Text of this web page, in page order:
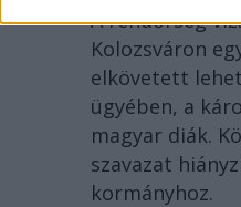
A rendőrség
Kolozsváron
elkövetett
ügyében, a
magyar diák.
szavazat
kormányhoz.